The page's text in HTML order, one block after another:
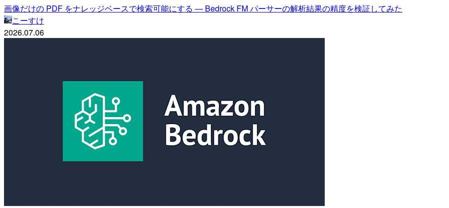
画像だけの PDF をナレッジベースで検索可能にする — Bedrock FM パーサーの解析結果の精度を検証してみた
こーすけ
2026.07.06